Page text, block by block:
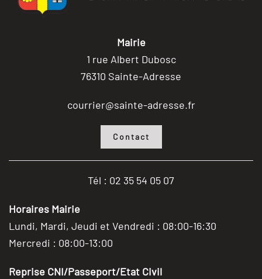
Mairie
1 rue Albert Dubosc
76310 Sainte-Adresse
courrier@sainte-adresse.fr
Contact
Tél : 02 35 54 05 07
Horaires Mairie
Lundi, Mardi, Jeudi et Vendredi : 08:00-16:30
Mercredi : 08:00-13:00
Reprise CNI/Passeport/Etat Civil